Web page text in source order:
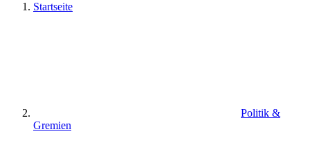
Startseite
Politik &
Gremien